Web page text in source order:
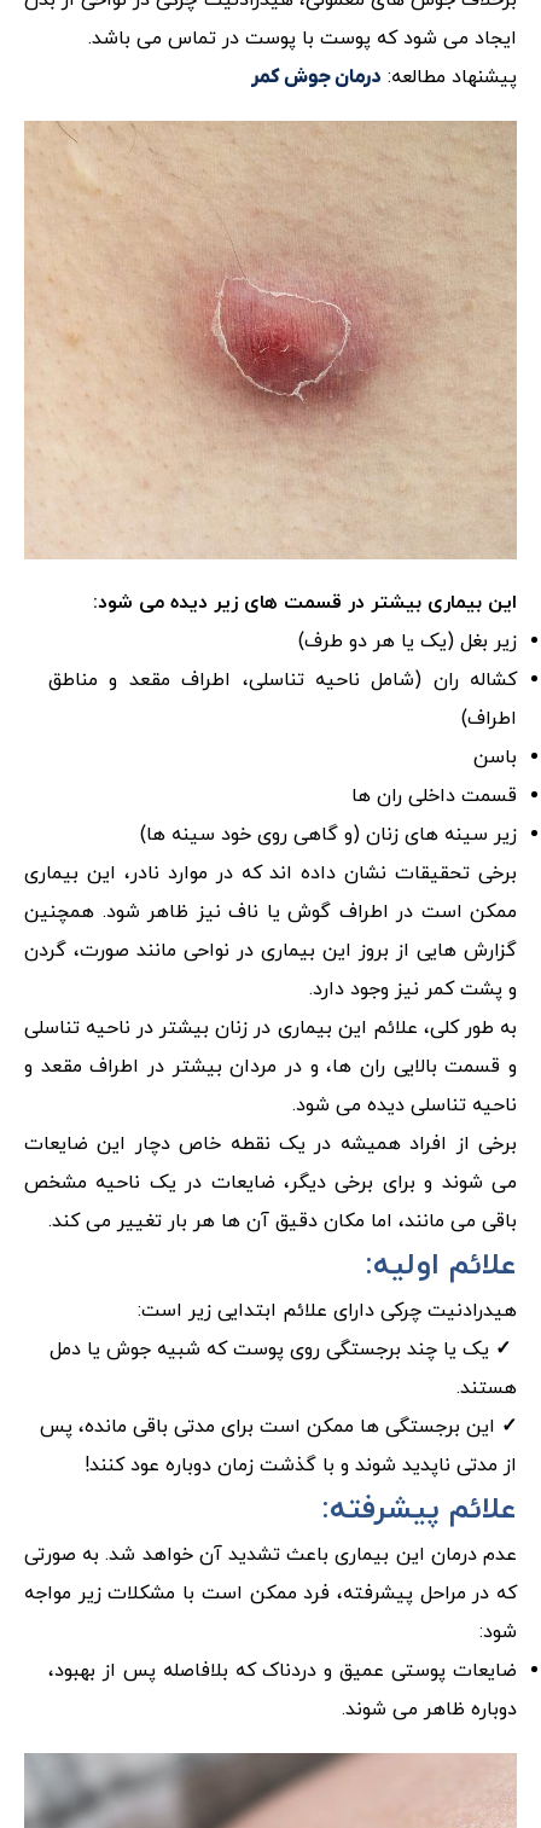
ایجاد می شود که پوست با پوست در تماس می باشد.
پیشنهاد مطالعه: درمان جوش کمر
این بیماری بیشتر در قسمت های زیر دیده می شود:
زیر بغل (یک یا هر دو طرف)
کشاله ران (شامل ناحیه تناسلی، اطراف مقعد و مناطق
اطراف)
باسن
قسمت داخلی ران ها
زیر سینه های زنان (و گاهی روی خود سینه ها)
برخی تحقیقات نشان داده اند که در موارد نادر، این بیماری
ممکن است در اطراف گوش یا ناف نیز ظاهر شود. همچنین
گزارش هایی از بروز این بیماری در نواحی مانند صورت، گردن
و پشت کمر نیز وجود دارد.
به طور کلی، علائم این بیماری در زنان بیشتر در ناحیه تناسلی
و قسمت بالایی ران ها، و در مردان بیشتر در اطراف مقعد و
ناحیه تناسلی دیده می شود.
برخی از افراد همیشه در یک نقطه خاص دچار این ضایعات
می شوند و برای برخی دیگر، ضایعات در یک ناحیه مشخص
باقی می مانند، اما مکان دقیق آن ها هر بار تغییر می کند.
علائم اولیه:
هیدرادنیت چرکی دارای علائم ابتدایی زیر است:
✓ یک یا چند برجستگی روی پوست که شبیه جوش یا دمل
هستند.
✓ این برجستگی ها ممکن است برای مدتی باقی مانده، پس
از مدتی ناپدید شوند و با گذشت زمان دوباره عود کنند!
علائم پیشرفته:
عدم درمان این بیماری باعث تشدید آن خواهد شد. به صورتی
که در مراحل پیشرفته، فرد ممکن است با مشکلات زیر مواجه
شود:
ضایعات پوستی عمیق و دردناک که بلافاصله پس از بهبود،
دوباره ظاهر می شوند.